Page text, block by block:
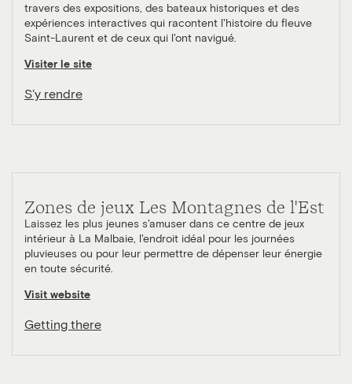
travers des expositions, des bateaux historiques et des
expériences interactives qui racontent l'histoire du fleuve
Saint-Laurent et de ceux qui l'ont navigué.
Visiter le site
S'y rendre
Zones de jeux Les Montagnes de l'Est
Laissez les plus jeunes s'amuser dans ce centre de jeux
intérieur à La Malbaie, l'endroit idéal pour les journées
pluvieuses ou pour leur permettre de dépenser leur énergie
en toute sécurité.
Visit website
Getting there